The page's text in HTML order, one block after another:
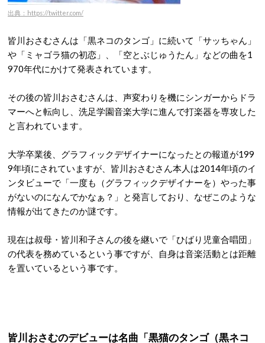
出典：https://twitter.com/
皆川おさむさんは「黒ネコのタンゴ」に続いて「サッちゃん」
や「ミャゴラ猫の初恋」、「空とぶじゅうたん」などの曲を1
970年代にかけて発表されています。
その後の皆川おさむさんは、声変わりを機にシンガーからドラ
マーへと転向し、洗足学園音楽大学に進んで打楽器を専攻した
と言われています。
大学卒業後、グラフィックデザイナーになったとの報道が199
9年頃にされていますが、皆川おさむさん本人は2014年頃のイ
ンタビューで「一度も（グラフィックデザイナーを）やった事
がないのになんでかなぁ？」と発言しており、なぜこのような
情報が出てきたのか謎です。
現在は叔母・皆川和子さんの後を継いで「ひばり児童合唱団」
の代表を務めているという事ですが、自身は音楽活動とは距離
を置いているという事です。
皆川おさむのデビューは名曲「黒猫のタンゴ（黒ネコ